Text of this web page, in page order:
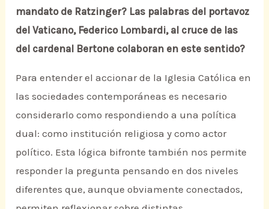
mandato de Ratzinger? Las palabras del portavoz
del Vaticano, Federico Lombardi, al cruce de las
del cardenal Bertone colaboran en este sentido?
Para entender el accionar de la Iglesia Católica en
las sociedades contemporáneas es necesario
considerarlo como respondiendo a una política
dual: como institución religiosa y como actor
político. Esta lógica bifronte también nos permite
responder la pregunta pensando en dos niveles
diferentes que, aunque obviamente conectados,